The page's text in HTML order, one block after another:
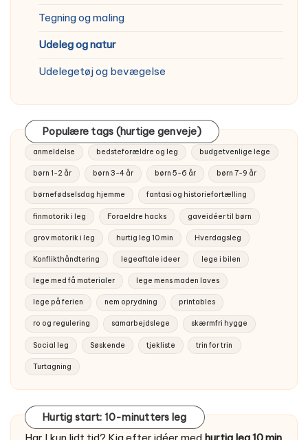
Tegning og maling
Udeleg og natur
Udelegetøj og bevægelse
Populære tags (hurtige genveje)
anmeldelse bedsteforældre og leg budgetvenlige lege
børn 1-2 år børn 3-4 år børn 5-6 år børn 7-9 år
børnefødselsdag hjemme fantasi og historiefortælling
finmotorik i leg Foraeldre hacks gaveidéer til børn
grov motorik i leg hurtig leg 10 min Hverdagsleg
Konflikthåndtering legeaftale ideer lege i bilen
lege med få materialer lege mens maden laves
lege på ferien nem oprydning printables
ro og regulering samarbejdslege skærmfri hygge
Social leg Søskende tjekliste trin for trin
Turtagning
Hurtig start: 10-minutters leg